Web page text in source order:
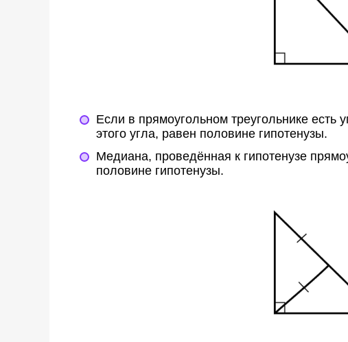
Если в прямоугольном треугольнике есть
этого угла, равен половине гипотенузы.
Медиана, проведённая к гипотенузе
половине гипотенузы.